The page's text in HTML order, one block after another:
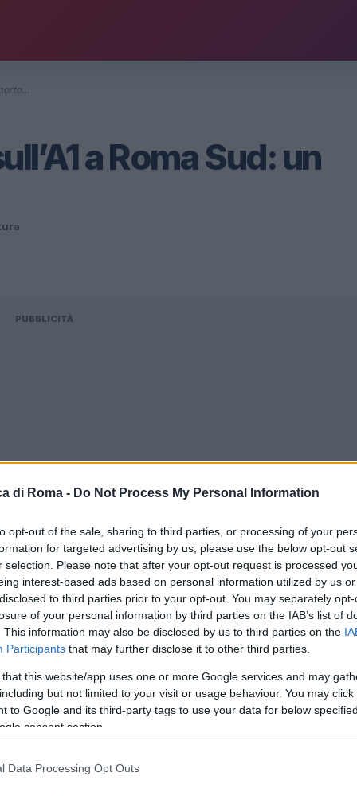
di Roma - Do Not Process My Personal Information
opt-out of the sale, sharing to third parties, or processing of your
for targeted advertising by us, please use the below opt-out
selection. Please note that after your opt-out request is processed
interest-based ads based on personal information utilized by us
to third parties prior to your opt-out. You may separately
of your personal information by third parties on the IAB’s list of
This information may also be disclosed by us to third parties on the
Participants that may further disclose it to other third parties.
that this website/app uses one or more Google services and may
but not limited to your visit or usage behaviour. You may
to Google and its third-party tags to use your data for below
consent section.
Data Processing Opt Outs
a Roma Sud: un
PUBBLICITÀ
rimaste ferite in modo grave in un incidente
si è verificato tra il bivio con la diramazione